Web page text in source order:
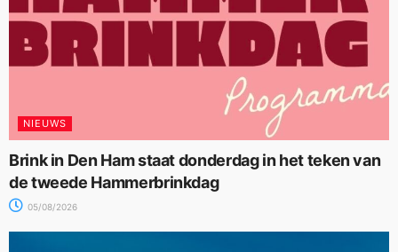
NIEUWS
Brink in Den Ham staat donderdag in het teken van
de tweede Hammerbrinkdag
05/08/2026